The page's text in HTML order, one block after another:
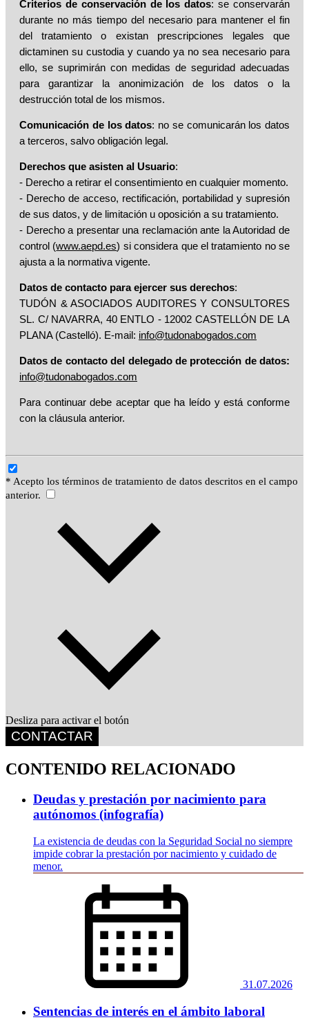
Criterios de conservación de los datos: se conservarán
durante no más tiempo del necesario para mantener el fin
del tratamiento o existan prescripciones legales que
dictaminen su custodia y cuando ya no sea necesario para
ello, se suprimirán con medidas de seguridad adecuadas
para garantizar la anonimización de los datos o la
destrucción total de los mismos.
Comunicación de los datos: no se comunicarán los datos
a terceros, salvo obligación legal.
Derechos que asisten al Usuario:
- Derecho a retirar el consentimiento en cualquier momento.
- Derecho de acceso, rectificación, portabilidad y supresión
de sus datos, y de limitación u oposición a su tratamiento.
- Derecho a presentar una reclamación ante la Autoridad de
control (www.aepd.es) si considera que el tratamiento no se
ajusta a la normativa vigente.
Datos de contacto para ejercer sus derechos:
TUDÓN & ASOCIADOS AUDITORES Y CONSULTORES
SL. C/ NAVARRA, 40 ENTLO - 12002 CASTELLÓN DE LA
PLANA (Castelló). E-mail: info@tudonabogados.com
Datos de contacto del delegado de protección de datos:
info@tudonabogados.com
Para continuar debe aceptar que ha leído y está conforme
con la cláusula anterior.
* Acepto los términos de tratamiento de datos descritos en el campo
anterior.
Desliza para activar el botón
CONTACTAR
CONTENIDO RELACIONADO
Deudas y prestación por nacimiento para
autónomos (infografía)
La existencia de deudas con la Seguridad Social no siempre
impide cobrar la prestación por nacimiento y cuidado de
menor.
31.07.2026
Sentencias de interés en el ámbito laboral